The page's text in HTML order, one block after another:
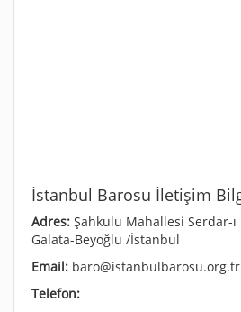
İstanbul Barosu İletişim
Adres: Şahkulu Mahallesi Serdar-ı
Galata-Beyoğlu /İstanbul
Email: baro@istanbulbarosu.org.tr
Telefon: